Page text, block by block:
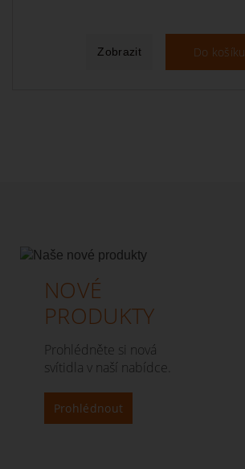
Zobrazit Do košíku
NOVÉ
PRODUKTY
Prohlédněte si nová
svítidla v naší nabídce.
Prohlédnout